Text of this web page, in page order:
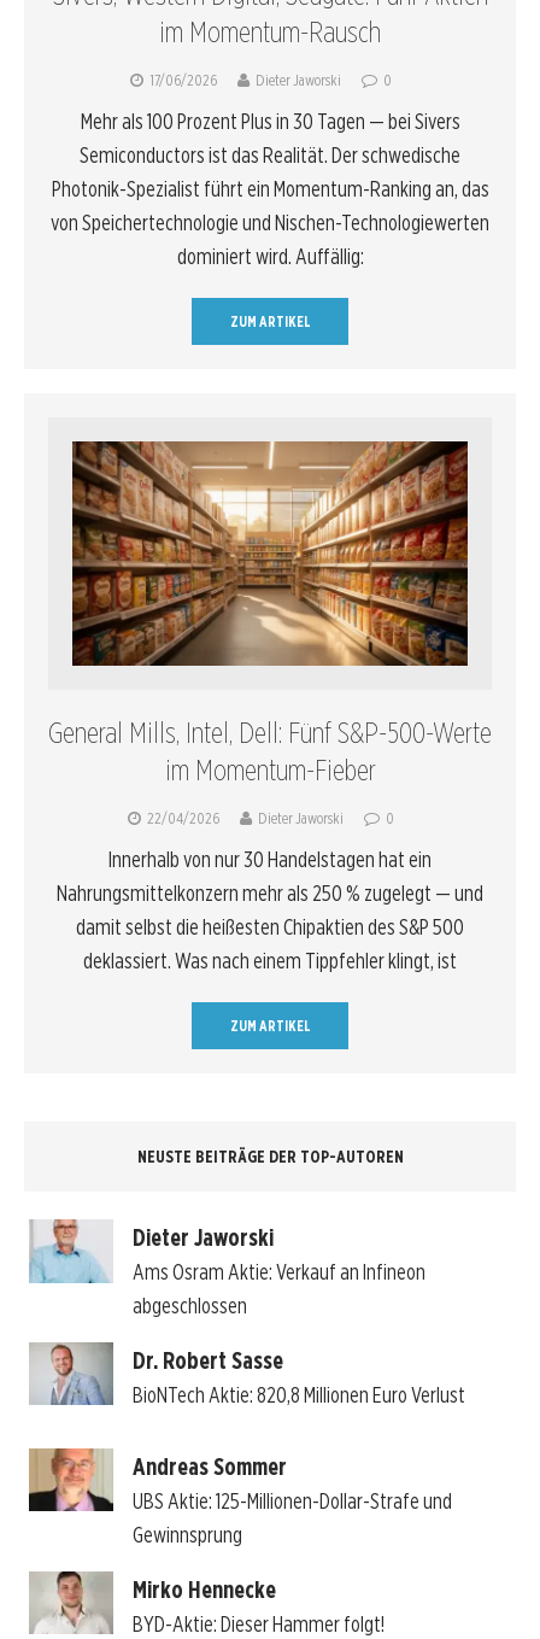
im Momentum-Rausch
17/06/2026 Dieter Jaworski 0
Mehr als 100 Prozent Plus in 30 Tagen — bei Sivers
Semiconductors ist das Realität. Der schwedische
Photonik-Spezialist führt ein Momentum-Ranking an, das
von Speichertechnologie und Nischen-Technologiewerten
dominiert wird. Auffällig:
ZUM ARTIKEL
General Mills, Intel, Dell: Fünf S&P-500-Werte
im Momentum-Fieber
22/04/2026 Dieter Jaworski 0
Innerhalb von nur 30 Handelstagen hat ein
Nahrungsmittelkonzern mehr als 250 % zugelegt — und
damit selbst die heißesten Chipaktien des S&P 500
deklassiert. Was nach einem Tippfehler klingt, ist
ZUM ARTIKEL
NEUSTE BEITRÄGE DER TOP-AUTOREN
Dieter Jaworski
Ams Osram Aktie: Verkauf an Infineon
abgeschlossen
Dr. Robert Sasse
BioNTech Aktie: 820,8 Millionen Euro Verlust
Andreas Sommer
UBS Aktie: 125-Millionen-Dollar-Strafe und
Gewinnsprung
Mirko Hennecke
BYD-Aktie: Dieser Hammer folgt!